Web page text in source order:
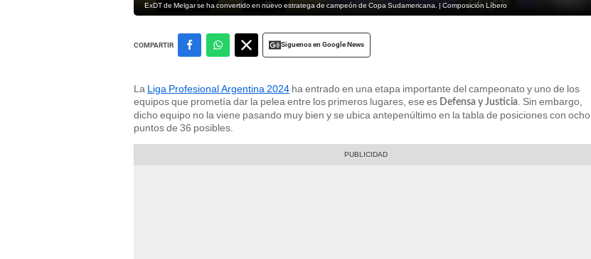
ExDT de Melgar se ha convertido en nuevo estratega de campeón de Copa Sudamericana. | Composición Líbero
COMPARTIR Siguenos en Google News
La Liga Profesional Argentina 2024 ha entrado en una etapa importante del campeonato y uno de los
equipos que prometía dar la pelea entre los primeros lugares, ese es Defensa y Justicia . Sin embargo,
dicho equipo no la viene pasando muy bien y se ubica antepenúltimo en la tabla de posiciones con ocho
puntos de 36 posibles.